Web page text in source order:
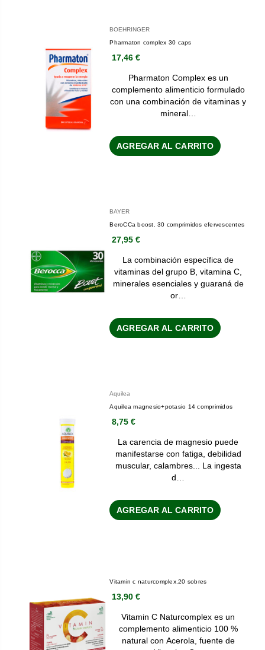
BOEHRINGER
Pharmaton complex 30 caps
17,46 €
Pharmaton Complex es un
complemento alimenticio formulado
con una combinación de vitaminas y
mineral…
AGREGAR AL CARRITO
BAYER
BeroCCa boost. 30 comprimidos efervescentes
27,95 €
La combinación específica de
vitaminas del grupo B, vitamina C,
minerales esenciales y guaraná de
or…
AGREGAR AL CARRITO
Aquilea
Aquilea magnesio+potasio 14 comprimidos
8,75 €
La carencia de magnesio puede
manifestarse con fatiga, debilidad
muscular, calambres... La ingesta
d…
AGREGAR AL CARRITO
Vitamin c naturcomplex.20 sobres
13,90 €
Vitamin C Naturcomplex es un
complemento alimenticio 100 %
natural con Acerola, fuente de